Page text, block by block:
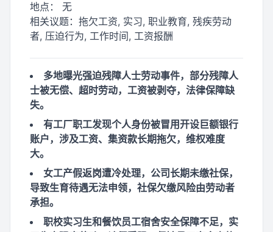
地点： 无
相关议题： 拖欠工资, 实习, 职业教育, 残疾劳动
者, 压迫行为, 工作时间, 工资报酬
多地曝光强迫残障人士劳动事件，部分残障人
士被无偿、超时劳动，工资被剥夺，法律保障缺
失。
有工厂职工发现个人身份被冒用开设巨额银行
账户，涉及工资、集资款长期拖欠，维权难度
大。
女工产假返岗遭冷处理，公司长期未缴社保，
导致生育待遇无法申领，社保欠缴风险由劳动者
承担。
职校实习生和餐饮员工宿舍安全保障不足，实